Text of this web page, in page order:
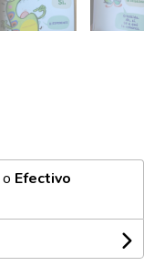
o Efectivo